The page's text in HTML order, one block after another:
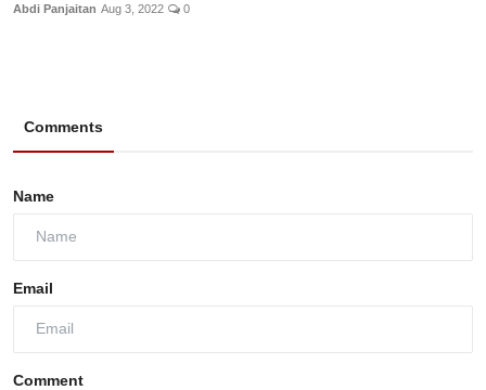
Abdi Panjaitan Aug 3, 2022 0
Comments
Name
Email
Comment